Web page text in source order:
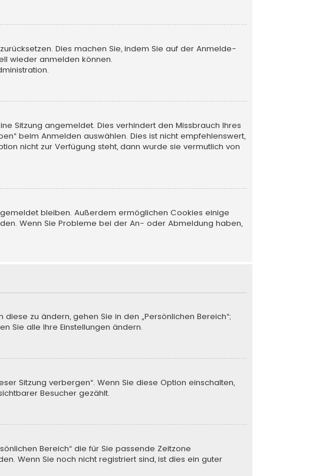
Dies machen Sie, indem Sie auf der Anmelde-
wieder anmelden können.
Sitzung angemeldet. Dies verhindert den Missbrauch Ihres
beim Anmelden auswählen. Dies ist nicht empfehlenswert,
nicht zur Verfügung steht, dann wurde sie vermutlich von
bleiben. Außerdem ermöglichen Cookies einige
Wenn Sie Probleme bei der An- oder Abmeldung haben,
zu ändern, gehen Sie in den „Persönlichen Bereich“;
Sie alle Ihre Einstellungen ändern.
Sitzung verbergen“. Wenn Sie diese Option einschalten,
Besucher gezählt.
Bereich“ die für Sie passende Zeitzone
Wenn Sie noch nicht registriert sind, ist dies ein guter